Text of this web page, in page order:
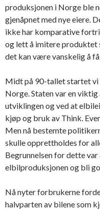
produksjonen i Norge ble
gjenåpnet med nye eiere.
ikke har komparative
og lett å imitere produktet
det kan være vanskelig å
Midt på 90-tallet startet vi
Norge. Staten var en
utviklingen og ved at
kjøp og bruk av Think.
Men nå bestemte
skulle opprettholdes for
Begrunnelsen for dette
elbilproduksjonen og bli
Nå nyter forbrukerne
halvparten av bilene som